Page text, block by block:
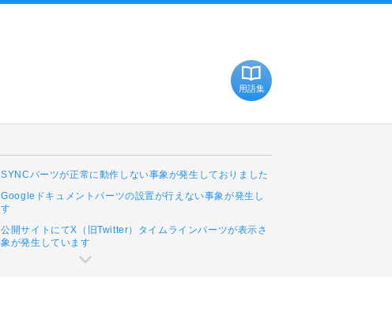
用語集
SYNCパーツが正常に動作しない事象が発生しておりました
Googleドキュメントパーツの設置が行えない事象が発生し
公開サイトにてX（旧Twitter）タイムラインパーツが表示さ
が発生しています